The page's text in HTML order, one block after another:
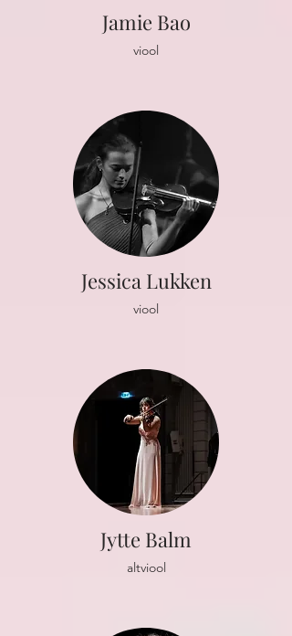
Jamie Bao
viool
Jessica Lukken
viool
Jytte Balm
altviool